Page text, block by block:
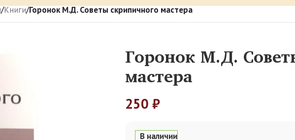
/Книги/Горонок М.Д. Советы скрипичного мастера
Горонок М.Д.
мастера
250 ₽
В наличии